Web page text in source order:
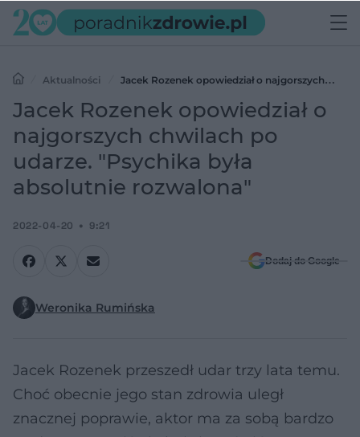
Aktualności
Jacek Rozenek opowiedział o najgorszych
chwilach po udarze. "Psychika była absolutnie rozwalona"
Jacek Rozenek opowiedział o
najgorszych chwilach po
udarze. "Psychika była
absolutnie rozwalona"
2022-04-20 9:21
Dodaj do Google
Weronika Rumińska
Jacek Rozenek przeszedł udar trzy lata temu.
Choć obecnie jego stan zdrowia uległ
znacznej poprawie, aktor ma za sobą bardzo